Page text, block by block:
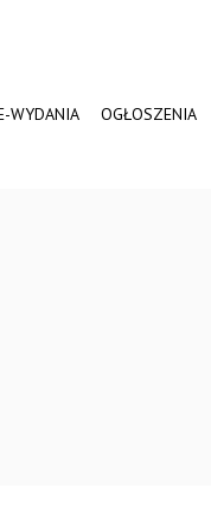
WYDANIA OGŁOSZENIA